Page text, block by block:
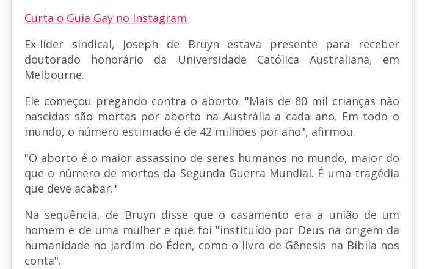
Curta o Guia Gay no Instagram
Ex-líder sindical, Joseph de Bruyn estava presente para receber
doutorado honorário da Universidade Católica Australiana, em
Melbourne.
Ele começou pregando contra o aborto. "Mais de 80 mil crianças não
nascidas são mortas por aborto na Austrália a cada ano. Em todo o
mundo, o número estimado é de 42 milhões por ano", afirmou.
"O aborto é o maior assassino de seres humanos no mundo, maior do
que o número de mortos da Segunda Guerra Mundial. É uma tragédia
que deve acabar."
Na sequência, de Bruyn disse que o casamento era a união de um
homem e de uma mulher e que foi "instituído por Deus na origem da
humanidade no Jardim do Éden, como o livro de Gênesis na Bíblia nos
conta".